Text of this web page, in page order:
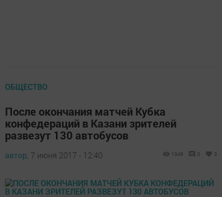
ОБЩЕСТВО
После окончания матчей Кубка
конфедераций в Казани зрителей
развезут 130 автобусов
автор, 7 июня 2017 - 12:40 1349 0 0